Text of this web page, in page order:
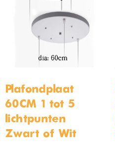
Plafondplaat
60CM 1 tot 5
lichtpunten –
Zwart of Wit